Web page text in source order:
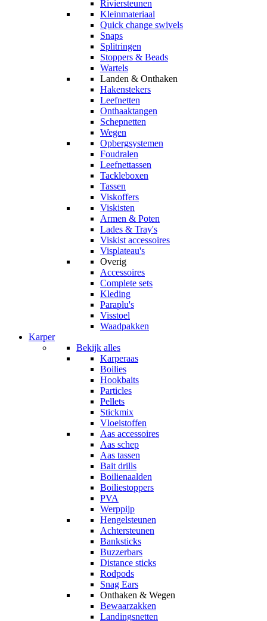
Riviersteunen
Kleinmateriaal
Quick change swivels
Snaps
Splitringen
Stoppers & Beads
Wartels
Landen & Onthaken
Hakenstekers
Leefnetten
Onthaaktangen
Schepnetten
Wegen
Opbergsystemen
Foudralen
Leefnettassen
Tackleboxen
Tassen
Viskoffers
Viskisten
Armen & Poten
Lades & Tray's
Viskist accessoires
Visplateau's
Overig
Accessoires
Complete sets
Kleding
Paraplu's
Visstoel
Waadpakken
Karper
Bekijk alles
Karperaas
Boilies
Hookbaits
Particles
Pellets
Stickmix
Vloeistoffen
Aas accessoires
Aas schep
Aas tassen
Bait drills
Boilienaalden
Boiliestoppers
PVA
Werppijp
Hengelsteunen
Achtersteunen
Banksticks
Buzzerbars
Distance sticks
Rodpods
Snag Ears
Onthaken & Wegen
Bewaarzakken
Landingsnetten